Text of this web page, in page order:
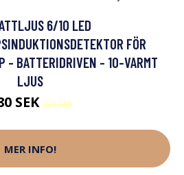
6/10 LED
FÖR
- BATTERIDRIVEN - 10-VARMT
LJUS
SEK325 SEK
MER INFO!